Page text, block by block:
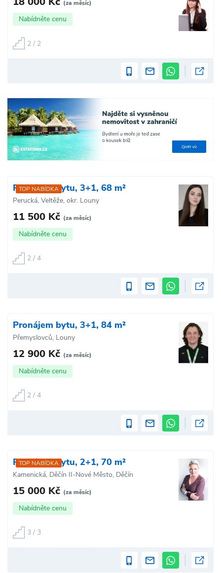
(za měsíc)
Nabídněte cenu
2 / 2
TOP NABÍDKA
Pronájem bytu, 3+1, 68 m²
Perucká, Veltěže, okr. Louny
11 500 Kč (za měsíc)
Nabídněte cenu
2 / 4
Pronájem bytu, 3+1, 84 m²
Přemyslovců, Louny
12 900 Kč (za měsíc)
Nabídněte cenu
2 / 4
TOP NABÍDKA
Pronájem bytu, 2+1, 70 m²
Kamenická, Děčín II-Nové Město, Děčín
15 000 Kč (za měsíc)
Nabídněte cenu
3 / 3